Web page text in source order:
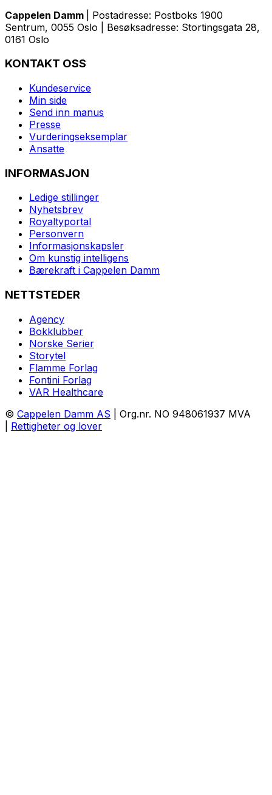
Cappelen Damm
| Postadresse: Postboks 1900
Sentrum, 0055 Oslo | Besøksadresse: Stortingsgata 28,
0161 Oslo
KONTAKT OSS
Kundeservice
Min side
Send inn manus
Presse
Vurderingseksemplar
Ansatte
INFORMASJON
Ledige stillinger
Nyhetsbrev
Royaltyportal
Personvern
Informasjonskapsler
Om kunstig intelligens
Bærekraft i Cappelen Damm
NETTSTEDER
Agency
Bokklubber
Norske Serier
Storytel
Flamme Forlag
Fontini Forlag
VAR Healthcare
© Cappelen Damm AS | Org.nr. NO 948061937 MVA
Rettigheter og lover